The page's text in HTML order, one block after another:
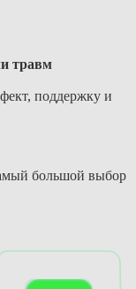
травм
поддержку и
большой выбор